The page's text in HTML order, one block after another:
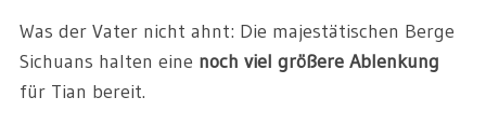
Was der Vater nicht ahnt: Die majestätischen Berge
Sichuans halten eine noch viel größere Ablenkung
für Tian bereit.